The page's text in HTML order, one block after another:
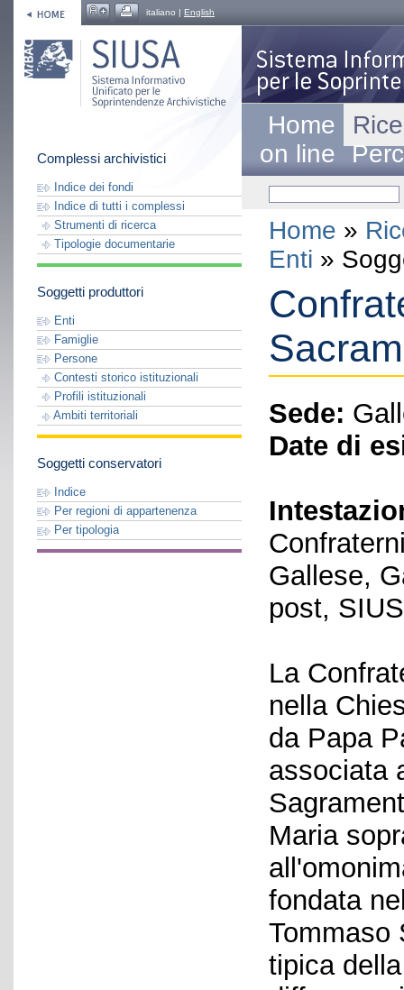
italiano | English
Complessi archivistici
Indice dei fondi
Indice di tutti i complessi
Strumenti di ricerca
Tipologie documentarie
Soggetti produttori
Enti
Famiglie
Persone
Contesti storico istituzionali
Profili istituzionali
Ambiti territoriali
Soggetti conservatori
Indice
Per regioni di appartenenza
Per tipologia
Home
on line
Home »
Enti »
Sede:
Date di
Gallese,
post,
La
nella
da Papa
associata
Maria
fondata
Tommaso
tipica